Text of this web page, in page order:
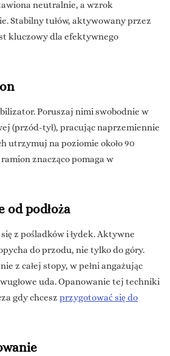
neutralnie, a wzrok
Stabilny tułów, aktywowany przez
kluczowy dla efektywnego
Poruszaj nimi swobodnie w
(przód-tył), pracując naprzemiennie
utrzymuj na poziomie około 90
znacząco pomaga w
podłoża
z pośladków i łydek. Aktywne
do przodu, nie tylko do góry.
z całej stopy, w pełni angażując
uda. Opanowanie tej techniki
gdy chcesz przygotować się do